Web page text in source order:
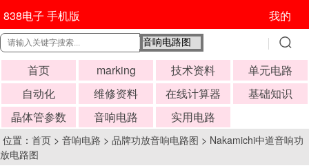
838电子 手机版 我的
首页 marking 技术资料
单元电路
自动化
维修资料 在线计算器
基础知识
晶体管参数
音响电路 实用电路
位置： 首页 > 音响电路 > 品牌功放音响电路图 > Nakamichi中道音响功
放电路图